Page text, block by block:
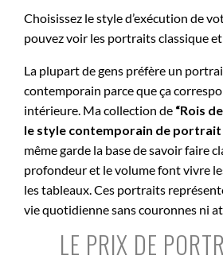
Choisissez le style d’exécution de
pouvez voir les portraits classique
La plupart de gens préfère un
contemporain parce que ça
intérieure. Ma collection de “Rois
le style contemporain de portrait
même garde la base de savoir faire
profondeur et le volume font vivre
les tableaux. Ces portraits
vie quotidienne sans couronnes ni
LE PRIX DE